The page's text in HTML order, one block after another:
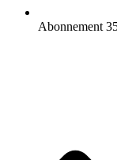
Abonnement